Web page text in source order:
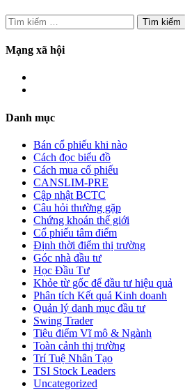
Tìm
kiếm
cho:
Mạng xã hội
Danh mục
Bán cổ phiếu khi nào
Cách đọc biểu đồ
Cách mua cổ phiếu
CANSLIM-PRE
Cập nhật BCTC
Câu hỏi thường gặp
Chứng khoán thế giới
Cổ phiếu tâm điểm
Định thời điểm thị trường
Góc nhà đầu tư
Học Đầu Tư
Khỏe từ gốc để đầu tư hiệu quả
Phân tích Kết quả Kinh doanh
Quản lý danh mục đầu tư
Swing Trader
Tiêu điểm Vĩ mô & Ngành
Toàn cảnh thị trường
Trí Tuệ Nhân Tạo
TSI Stock Leaders
Uncategorized